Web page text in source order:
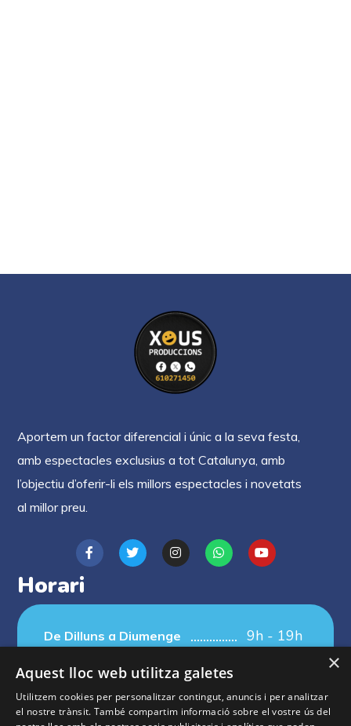
Aportem un factor diferencial i únic a la seva festa,
amb espectacles exclusius a tot Catalunya, amb
l’objectiu d’oferir-li els millors espectacles i novetats
al millor preu.
Horari
De Dilluns a Diumenge 9h - 19h
×
Aquest lloc web utilitza galetes
Utilitzem cookies per personalitzar contingut, anuncis i per analitzar
el nostre trànsit. També compartim informació sobre el vostre ús del